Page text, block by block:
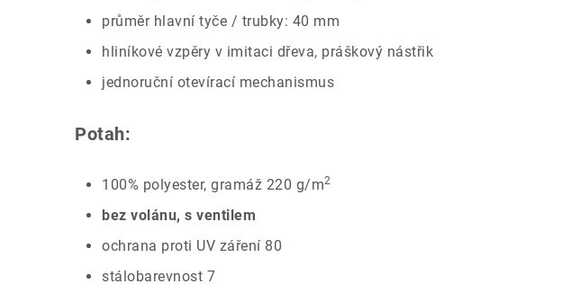
průměr hlavní tyče / trubky: 40 mm
hliníkové vzpěry v imitaci dřeva, práškový nástřik
jednoruční otevírací mechanismus
Potah:
100% polyester, gramáž 220 g/m2
bez volánu, s ventilem
ochrana proti UV záření 80
stálobarevnost 7